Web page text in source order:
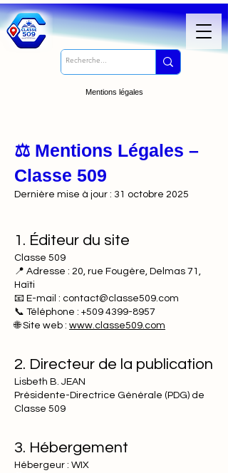
Mentions légales
⚖️ Mentions Légales –
Classe 509
Dernière mise à jour : 31 octobre 2025
1. Éditeur du site
Classe 509
📍 Adresse : 20, rue Fougère, Delmas 71,
Haïti
📧 E-mail : contact@classe509.com
📞 Téléphone : +509 4399-8957
🌐 Site web : www.classe509.com
2. Directeur de la publication
Lisbeth B. JEAN
Présidente-Directrice Générale (PDG) de
Classe 509
3. Hébergement
Hébergeur : WIX